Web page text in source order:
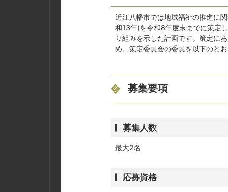
近江八幡市では地域福祉の推進に
和13年)を令和8年度末までに策定
り組みを示した計画です。策定に
め、策定委員会の委員を以下のとお
募集要項
募集人数
最大2名
応募資格